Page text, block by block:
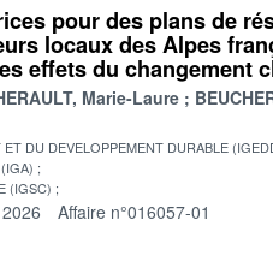
pour des plans de
locaux des Alpes
effets du changement
Marie-Laure
DU DEVELOPPEMENT DURABLE
(IGSC)
Affaire n°016057-01